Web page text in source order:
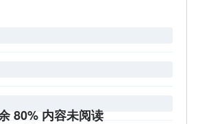
80% 内容未阅读